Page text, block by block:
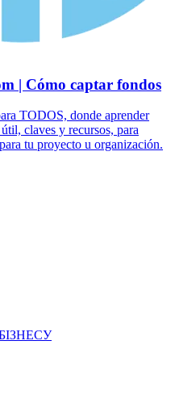
| Cómo captar fondos
TODOS, donde aprender
claves y recursos, para
tu proyecto u organización.